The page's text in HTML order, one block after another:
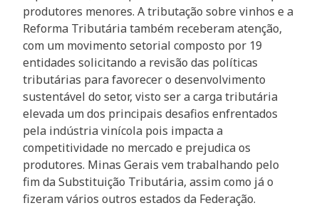
produtores menores. A tributação sobre vinhos e a
Reforma Tributária também receberam atenção,
com um movimento setorial composto por 19
entidades solicitando a revisão das políticas
tributárias para favorecer o desenvolvimento
sustentável do setor, visto ser a carga tributária
elevada um dos principais desafios enfrentados
pela indústria vinícola pois impacta a
competitividade no mercado e prejudica os
produtores. Minas Gerais vem trabalhando pelo
fim da Substituição Tributária, assim como já o
fizeram vários outros estados da Federação.